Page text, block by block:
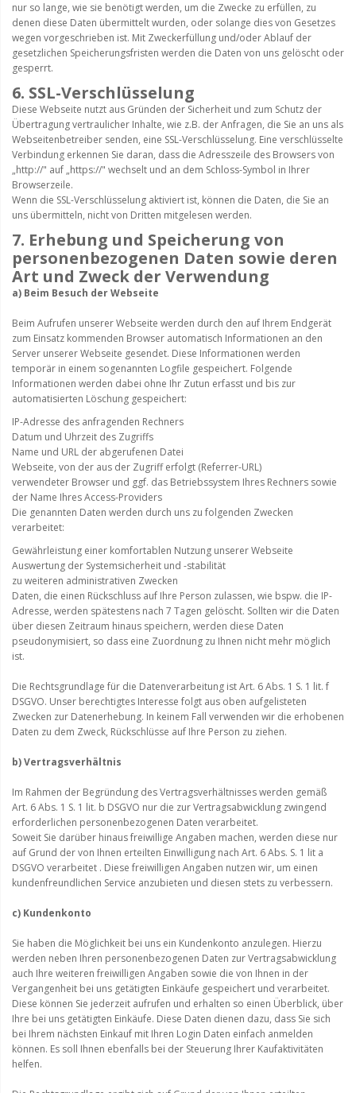
nur so lange, wie sie benötigt werden, um die Zwecke zu erfüllen, zu
denen diese Daten übermittelt wurden, oder solange dies von Gesetzes
wegen vorgeschrieben ist. Mit Zweckerfüllung und/oder Ablauf der
gesetzlichen Speicherungsfristen werden die Daten von uns gelöscht oder
gesperrt.
6. SSL-Verschlüsselung
Diese Webseite nutzt aus Gründen der Sicherheit und zum Schutz der
Übertragung vertraulicher Inhalte, wie z.B. der Anfragen, die Sie an uns als
Webseitenbetreiber senden, eine SSL-Verschlüsselung. Eine verschlüsselte
Verbindung erkennen Sie daran, dass die Adresszeile des Browsers von
„http://" auf „https://" wechselt und an dem Schloss-Symbol in Ihrer
Browserzeile.
Wenn die SSL-Verschlüsselung aktiviert ist, können die Daten, die Sie an
uns übermitteln, nicht von Dritten mitgelesen werden.
7. Erhebung und Speicherung von
personenbezogenen Daten sowie deren
Art und Zweck der Verwendung
a) Beim Besuch der Webseite
Beim Aufrufen unserer Webseite werden durch den auf Ihrem Endgerät
zum Einsatz kommenden Browser automatisch Informationen an den
Server unserer Webseite gesendet. Diese Informationen werden
temporär in einem sogenannten Logfile gespeichert. Folgende
Informationen werden dabei ohne Ihr Zutun erfasst und bis zur
automatisierten Löschung gespeichert:
IP-Adresse des anfragenden Rechners
Datum und Uhrzeit des Zugriffs
Name und URL der abgerufenen Datei
Webseite, von der aus der Zugriff erfolgt (Referrer-URL)
verwendeter Browser und ggf. das Betriebssystem Ihres Rechners sowie
der Name Ihres Access-Providers
Die genannten Daten werden durch uns zu folgenden Zwecken
verarbeitet:
Gewährleistung einer komfortablen Nutzung unserer Webseite
Auswertung der Systemsicherheit und -stabilität
zu weiteren administrativen Zwecken
Daten, die einen Rückschluss auf Ihre Person zulassen, wie bspw. die IP-
Adresse, werden spätestens nach 7 Tagen gelöscht. Sollten wir die Daten
über diesen Zeitraum hinaus speichern, werden diese Daten
pseudonymisiert, so dass eine Zuordnung zu Ihnen nicht mehr möglich
ist.
Die Rechtsgrundlage für die Datenverarbeitung ist Art. 6 Abs. 1 S. 1 lit. f
DSGVO. Unser berechtigtes Interesse folgt aus oben aufgelisteten
Zwecken zur Datenerhebung. In keinem Fall verwenden wir die erhobenen
Daten zu dem Zweck, Rückschlüsse auf Ihre Person zu ziehen.
b) Vertragsverhältnis
Im Rahmen der Begründung des Vertragsverhältnisses werden gemäß
Art. 6 Abs. 1 S. 1 lit. b DSGVO nur die zur Vertragsabwicklung zwingend
erforderlichen personenbezogenen Daten verarbeitet.
Soweit Sie darüber hinaus freiwillige Angaben machen, werden diese nur
auf Grund der von Ihnen erteilten Einwilligung nach Art. 6 Abs. S. 1 lit a
DSGVO verarbeitet . Diese freiwilligen Angaben nutzen wir, um einen
kundenfreundlichen Service anzubieten und diesen stets zu verbessern.
c) Kundenkonto
Sie haben die Möglichkeit bei uns ein Kundenkonto anzulegen. Hierzu
werden neben Ihren personenbezogenen Daten zur Vertragsabwicklung
auch Ihre weiteren freiwilligen Angaben sowie die von Ihnen in der
Vergangenheit bei uns getätigten Einkäufe gespeichert und verarbeitet.
Diese können Sie jederzeit aufrufen und erhalten so einen Überblick, über
Ihre bei uns getätigten Einkäufe. Diese Daten dienen dazu, dass Sie sich
bei Ihrem nächsten Einkauf mit Ihren Login Daten einfach anmelden
können. Es soll Ihnen ebenfalls bei der Steuerung Ihrer Kaufaktivitäten
helfen.